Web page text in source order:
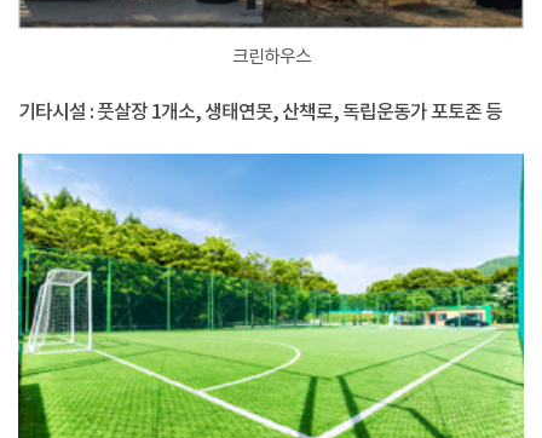
크린하우스
기타시설 : 풋살장 1개소, 생태연못, 산책로, 독립운동가 포토존 등